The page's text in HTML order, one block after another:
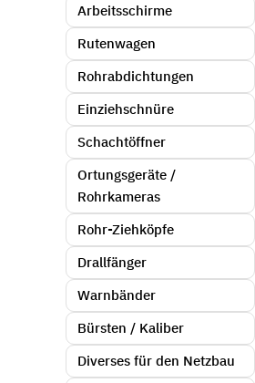
Arbeitsschirme
Rutenwagen
Rohrabdichtungen
Einziehschnüre
Schachtöffner
Ortungsgeräte /
Rohrkameras
Rohr-Ziehköpfe
Drallfänger
Warnbänder
Bürsten / Kaliber
Diverses für den Netzbau